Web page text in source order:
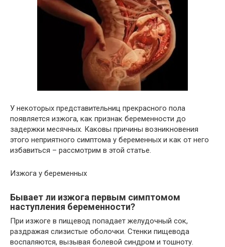
У некоторых представительниц прекрасного пола
появляется изжога, как признак беременности до
задержки месячных. Каковы причины возникновения
этого неприятного симптома у беременных и как от него
избавиться – рассмотрим в этой статье.
Изжога у беременных
Бывает ли изжога первым симптомом
наступления беременности?
При изжоге в пищевод попадает желудочный сок,
раздражая слизистые оболочки. Стенки пищевода
воспаляются, вызывая болевой синдром и тошноту.